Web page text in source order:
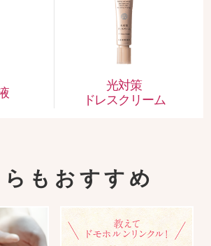
光対策
ドレスクリーム
もおすすめ